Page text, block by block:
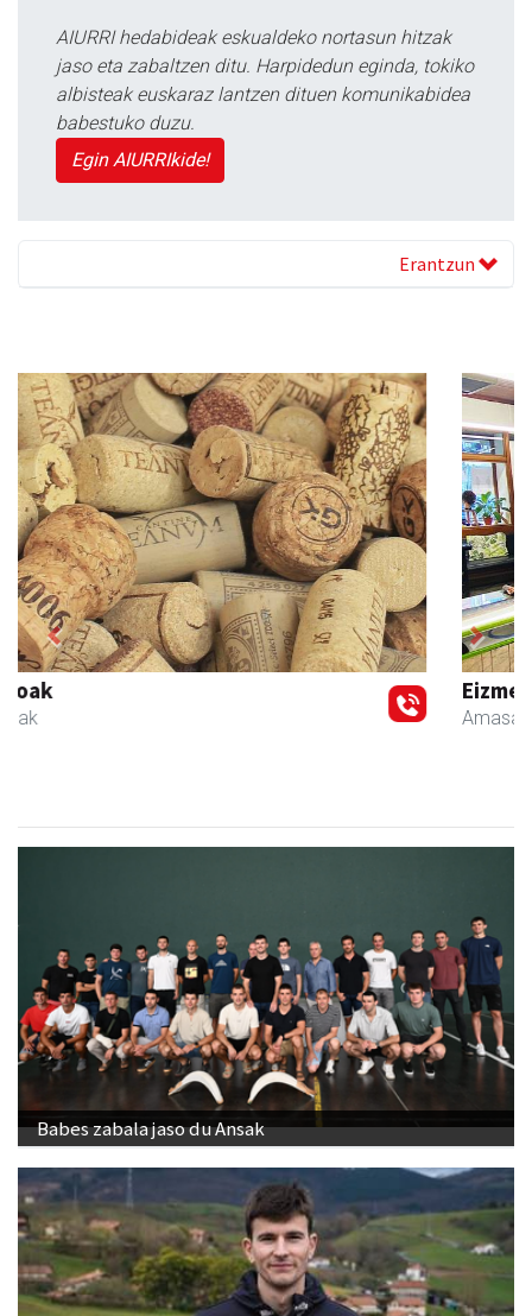
AIURRI hedabideak eskualdeko nortasun hitzak
jaso eta zabaltzen ditu. Harpidedun eginda, tokiko
albisteak euskaraz lantzen dituen komunikabidea
babestuko duzu.
Egin AIURRIkide!
Erantzun
Eizmendi ile-apaindegia
Amasa-Villabona
Previous Next
Babes zabala jaso du Ansak